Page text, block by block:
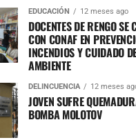
EDUCACIÓN 12 meses ago
DOCENTES DE RENGO SE
CON CONAF EN
INCENDIOS Y CUIDADO
AMBIENTE
DELINCUENCIA 12 meses
JOVEN SUFRE
BOMBA MOLOTOV